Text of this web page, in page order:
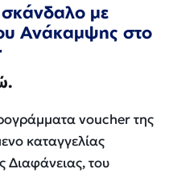
σκάνδαλο με
Ανάκαμψης στο
voucher της
καταγγελίας
Διαφάνειας, του